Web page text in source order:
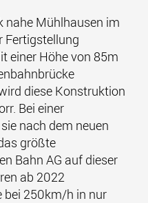
nahe Mühlhausen im
Fertigstellung
einer Höhe von 85m
diese Konstruktion
Bei einer
nach dem neuen
größte
Bahn AG auf dieser
ab 2022
bei 250km/h in nur